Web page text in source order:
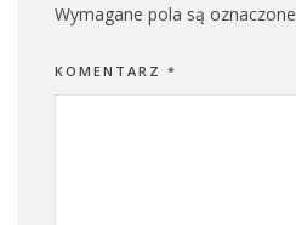
Wymagane pola są oznaczone
KOMENTARZ *